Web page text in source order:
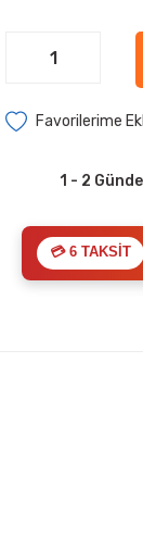
1 - 2
💳 6 TAKSİT